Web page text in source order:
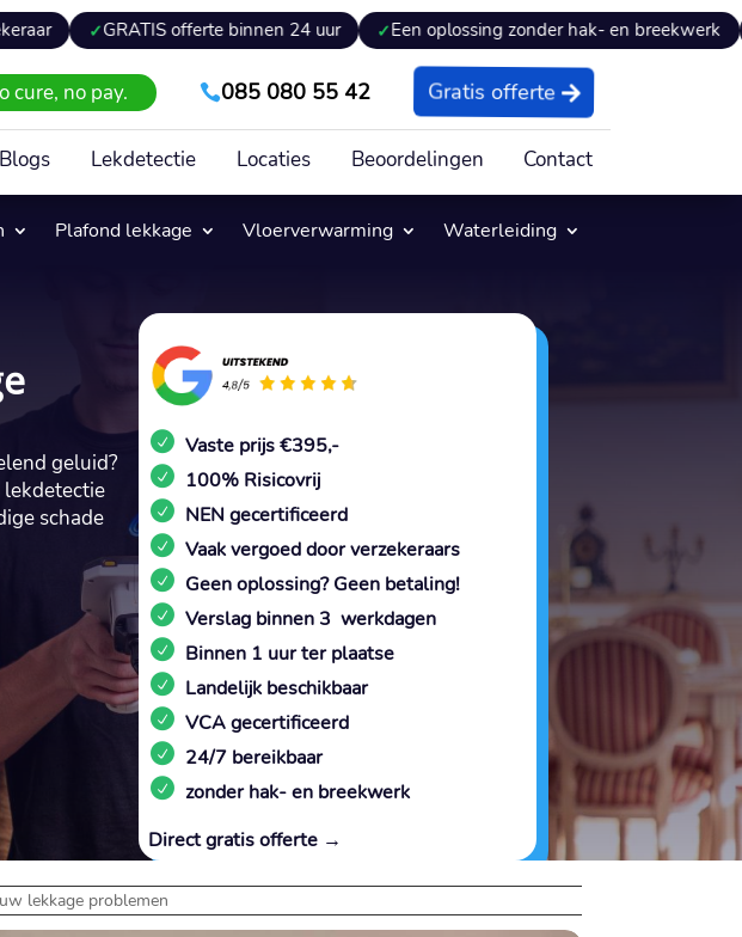
offerte binnen 24 uur Een oplossing zonder hak- en breekwerk
cure, no pay. 085 080 55 42 Gratis offerte
Blogs Lekdetectie Locaties Beoordelingen Contact
Plafond lekkage Vloerverwarming Waterleiding
geluid?
lekdetectie
schade
Vaste prijs €395,-
100% Risicovrij
NEN gecertificeerd
Vaak vergoed door verzekeraars
Geen oplossing? Geen betaling!
Verslag binnen 3 werkdagen
Binnen 1 uur ter plaatse
Landelijk beschikbaar
VCA gecertificeerd
24/7 bereikbaar
zonder hak- en breekwerk
Direct gratis offerte →
lekkage problemen